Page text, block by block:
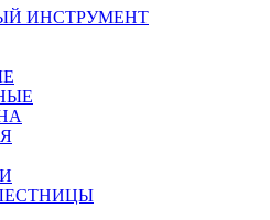
ИНСТРУМЕНТ